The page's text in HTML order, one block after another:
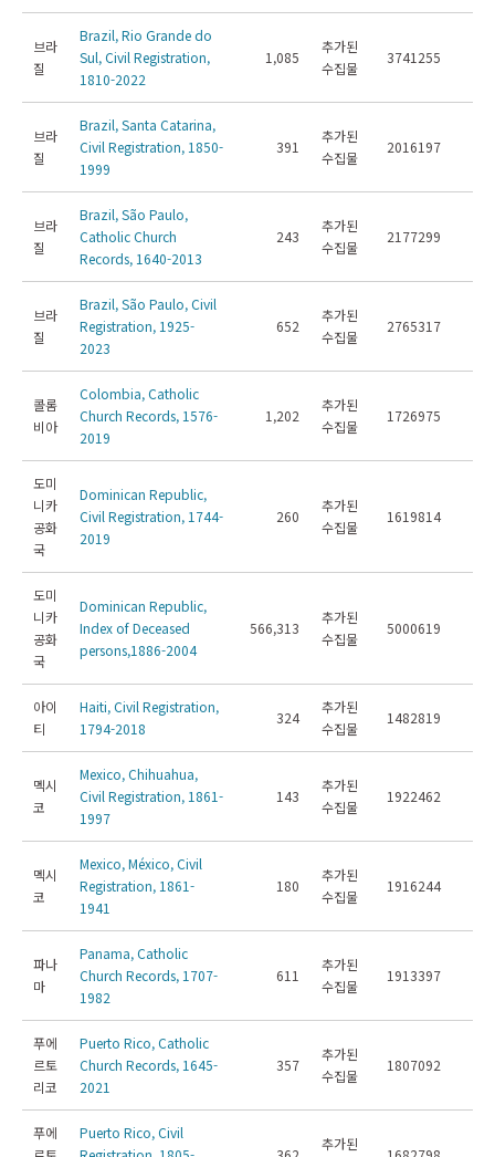
브라
질
Brazil, Rio Grande do
Sul, Civil Registration,
1810-2022
1,085
추가된
수집물
3741255
브라
질
Brazil, Santa Catarina,
Civil Registration, 1850-
1999
391
추가된
수집물
2016197
브라
질
Brazil, São Paulo,
Catholic Church
Records, 1640-2013
243
추가된
수집물
2177299
브라
질
Brazil, São Paulo, Civil
Registration, 1925-
2023
652
추가된
수집물
2765317
콜롬
비아
Colombia, Catholic
Church Records, 1576-
2019
1,202
추가된
수집물
1726975
도미
니카
공화
국
Dominican Republic,
Civil Registration, 1744-
2019
260
추가된
수집물
1619814
도미
니카
공화
국
Dominican Republic,
Index of Deceased
persons,1886-2004
566,313
추가된
수집물
5000619
아이
티
Haiti, Civil Registration,
1794-2018
324
추가된
수집물
1482819
멕시
코
Mexico, Chihuahua,
Civil Registration, 1861-
1997
143
추가된
수집물
1922462
멕시
코
Mexico, México, Civil
Registration, 1861-
1941
180
추가된
수집물
1916244
파나
마
Panama, Catholic
Church Records, 1707-
1982
611
추가된
수집물
1913397
푸에
르토
리코
Puerto Rico, Catholic
Church Records, 1645-
2021
357
추가된
수집물
1807092
푸에
Puerto Rico, Civil
추가된